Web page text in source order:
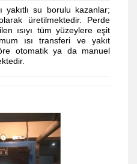
yakıtlı su borulu kazanlar;
üretilmektedir. Perde
ısıyı tüm yüzeylere eşit
ısı transferi ve yakıt
otomatik ya da manuel